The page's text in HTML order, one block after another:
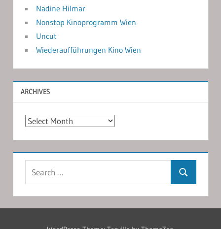
Nadine Hilmar
Nonstop Kinoprogramm Wien
Uncut
Wiederaufführungen Kino Wien
ARCHIVES
Archives
Search